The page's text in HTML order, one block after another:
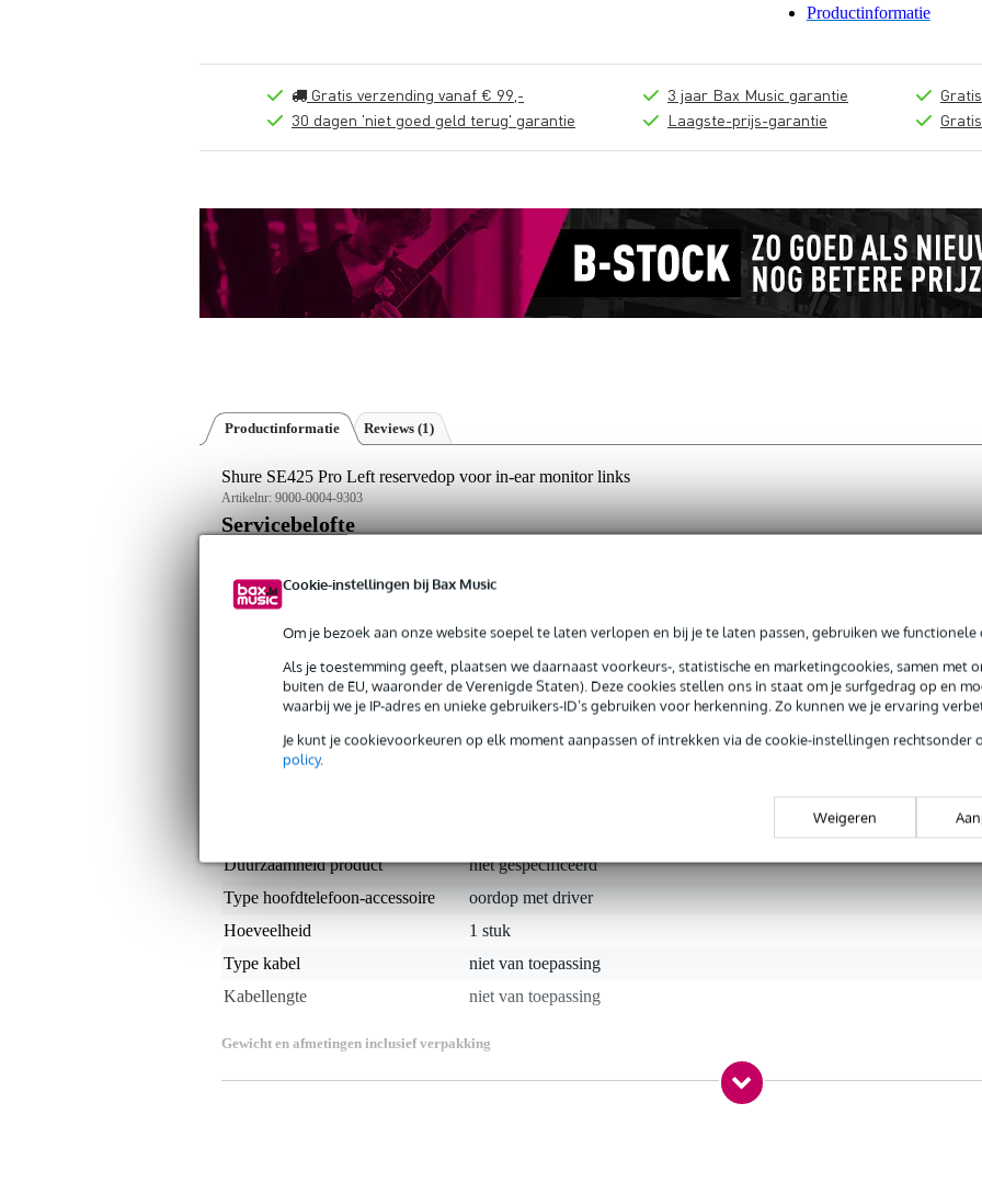
Cookie-instellingen bij Bax Music
Om je bezoek aan onze website soepel te laten verlopen en bij je te laten passen, gebruiken we functionele
Als je toestemming geeft, plaatsen we daarnaast voorkeurs-, statistische en marketingcookies, samen met
buiten de EU, waaronder de Verenigde Staten). Deze cookies stellen ons in staat om je surfgedrag op en
waarbij we je IP-adres en unieke gebruikers-ID’s gebruiken voor herkenning. Zo kunnen we je ervaring
Je kunt je cookievoorkeuren op elk moment aanpassen of intrekken via de cookie-instellingen rechtsonder
policy.
Weigeren
Productinformatie
Gratis verzending vanaf € 99,-
30 dagen 'niet goed geld terug' garantie
3 jaar Bax Music garantie
Laagste-prijs-garantie
Productinformatie Reviews (1)
Shure SE425 Pro Left reservedop voor in-ear monitor links
Artikelnr: 9000-0004-9303
Servicebelofte
Bax Music Garantie: Op dit product krijg je 3 jaar Bax Music Garantie.
Op dit product krijg je 3 jaar Bax Music Garantie.
Dit vervangende oorstuk van Shure is bedoeld voor de SE425-CL in-ear monitor. Wanneer het linker kanaal
u dit SE425-CL-dopje als redding van uw vertrouwde Shure-geluid bestellen. Uiteraard is dit oorstuk van
(oorspronkelijke) SE425-set.
Duurzaamheid product
niet gespecificeerd
Type hoofdtelefoon-accessoire
oordop met driver
Hoeveelheid
1 stuk
Type kabel
niet van toepassing
Kabellengte
niet van toepassing
Gewicht en afmetingen inclusief verpakking
Gewicht(incl. verpakking)
100 gr